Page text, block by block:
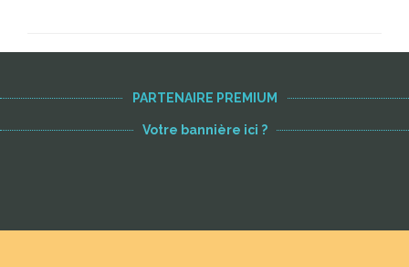
PARTENAIRE PREMIUM
Votre bannière ici ?